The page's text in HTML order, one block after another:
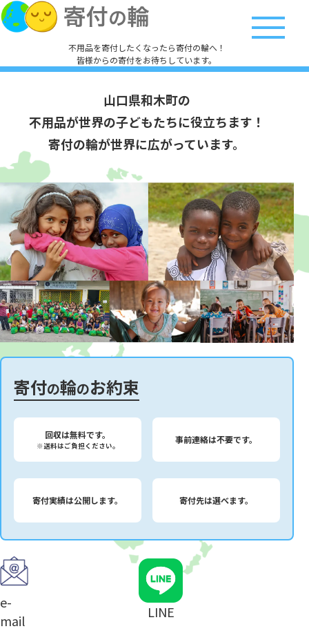
不用品を寄付したくなったら寄付の輪へ！
皆様からの寄付をお待ちしています。
山口県和木町の
不用品が世界の子どもたちに役立ちます！
寄付の輪が世界に広がっています。
寄付の輪のお約束
回収は無料です。
※送料はご負担ください。
事前連絡は不要です。
寄付実績は公開します。 寄付先は選べます。
e-
mail
LINE